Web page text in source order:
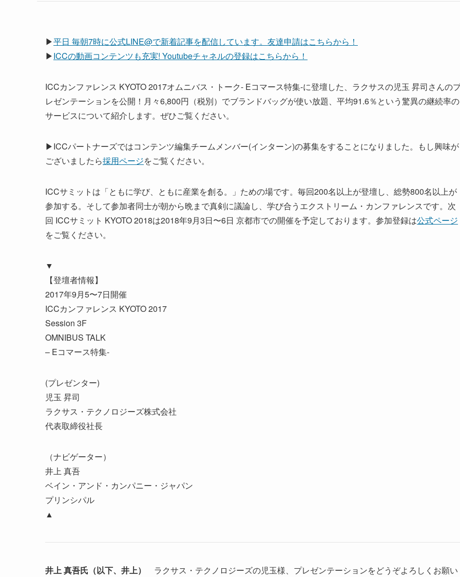
▶平日 毎朝7時に公式LINE@で新着記事を配信しています。友達申請はこちらから！
▶ICCの動画コンテンツも充実! Youtubeチャネルの登録はこちらから！
ICCカンファレンス KYOTO 2017オムニバス・トーク- Eコマース特集-に登壇した、ラクサスの児玉 昇司さんの
レゼンテーションを公開！月々6,800円（税別）でブランドバッグが使い放題、平均91.6％という驚異の継続率の
サービスについて紹介します。ぜひご覧ください。
▶ICCパートナーズではコンテンツ編集チームメンバー(インターン)の募集をすることになりました。もし興味が
ございましたら採用ページをご覧ください。
ICCサミットは「ともに学び、ともに産業を創る。」ための場です。毎回200名以上が登壇し、総勢800名以上が
参加する。そして参加者同士が朝から晩まで真剣に議論し、学び合うエクストリーム・カンファレンスです。次
回 ICCサミット KYOTO 2018は2018年9月3日〜6日 京都市での開催を予定しております。参加登録は公式ページ
をご覧ください。
▼
【登壇者情報】
2017年9月5〜7日開催
ICCカンファレンス KYOTO 2017
Session 3F
OMNIBUS TALK
– Eコマース特集-
(プレゼンター)
児玉 昇司
ラクサス・テクノロジーズ株式会社
代表取締役社長
（ナビゲーター）
井上 真吾
ベイン・アンド・カンパニー・ジャパン
プリンシパル
▲
井上 真吾氏（以下、井上）
ラクサス・テクノロジーズの児玉様、プレゼンテーションをどうぞよろしくお願い